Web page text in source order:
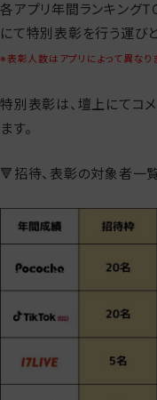
各アプリ年間ランキング
にて特別表彰を行う運び
※表彰人数はアプリによって異なり
特別表彰は、壇上にてコ
ます。
🔻招待、表彰の対象者一